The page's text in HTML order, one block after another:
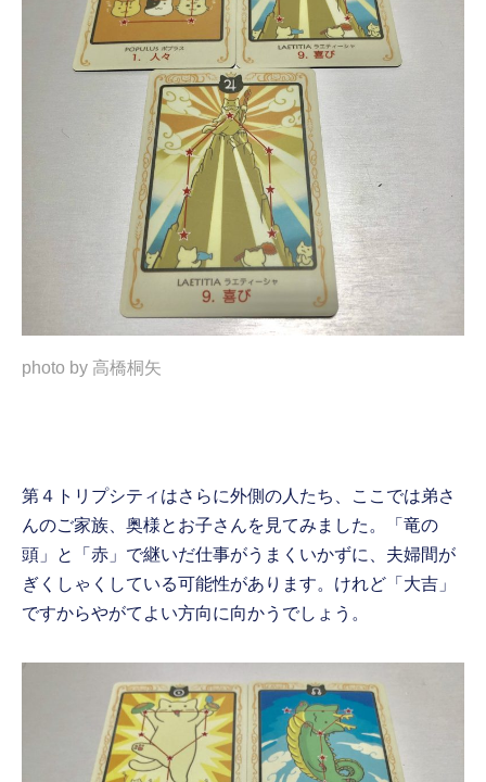
photo by 高橋桐矢
第４トリプシティはさらに外側の人たち、ここでは弟さ
んのご家族、奥様とお子さんを見てみました。「竜の
頭」と「赤」で継いだ仕事がうまくいかずに、夫婦間が
ぎくしゃくしている可能性があります。けれど「大吉」
ですからやがてよい方向に向かうでしょう。